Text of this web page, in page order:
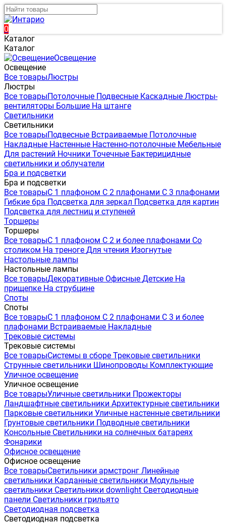
0
Каталог
Каталог
Освещение
Освещение
Все товарыЛюстры
Люстры
Все товарыПотолочные Подвесные Каскадные Люстры-
вентиляторы Большие На штанге
Светильники
Светильники
Все товарыПодвесные Встраиваемые Потолочные
Накладные Настенные Настенно-потолочные Мебельные
Для растений Ночники Точечные Бактерицидные
светильники и облучатели
Бра и подсветки
Бра и подсветки
Все товарыС 1 плафоном С 2 плафонами С 3 плафонами
Гибкие бра Подсветка для зеркал Подсветка для картин
Подсветка для лестниц и ступеней
Торшеры
Торшеры
Все товарыС 1 плафоном С 2 и более плафонами Со
столиком На треноге Для чтения Изогнутые
Настольные лампы
Настольные лампы
Все товарыДекоративные Офисные Детские На
прищепке На струбцине
Споты
Споты
Все товарыС 1 плафоном С 2 плафонами С 3 и более
плафонами Встраиваемые Накладные
Трековые системы
Трековые системы
Все товарыСистемы в сборе Трековые светильники
Струнные светильники Шинопроводы Комплектующие
Уличное освещение
Уличное освещение
Все товарыУличные светильники Прожекторы
Ландшафтные светильники Архитектурные светильники
Парковые светильники Уличные настенные светильники
Грунтовые светильники Подводные светильники
Консольные Светильники на солнечных батареях
Фонарики
Офисное освещение
Офисное освещение
Все товарыСветильники армстронг Линейные
светильники Карданные светильники Модульные
светильники Светильники downlight Светодиодные
панели Светильники грильято
Светодиодная подсветка
Светодиодная подсветка